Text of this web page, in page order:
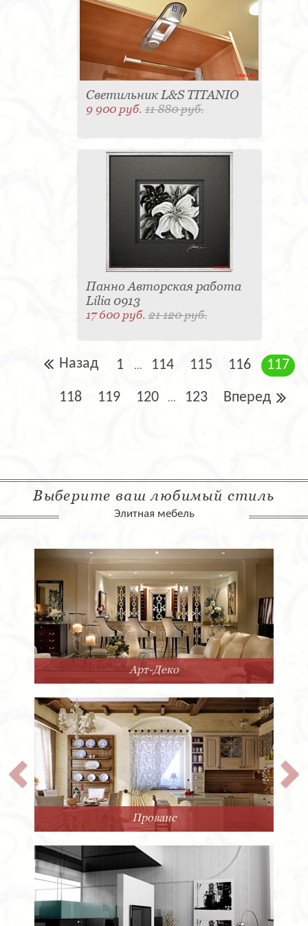
Светильник L&S TITANIO
9 900 руб.11 880 руб.
Панно Авторская работа
Lilia 0913
17 600 руб.21 120 руб.
Назад 1 ... 114 115 116 117
118 119 120 ... 123 Вперед
Выберите ваш любимый стиль
Элитная мебель
Арт-Деко
Прованс